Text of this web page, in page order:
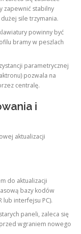
zapewnić stabilny
sile trzymania.
powinny być
bramy w peszlach
parametrycznej
pozwala na
centralę.
i
aktualizacji
do aktualizacji
bazy kodów
lub interfejsu PC).
paneli, zaleca się
wgraniem nowego